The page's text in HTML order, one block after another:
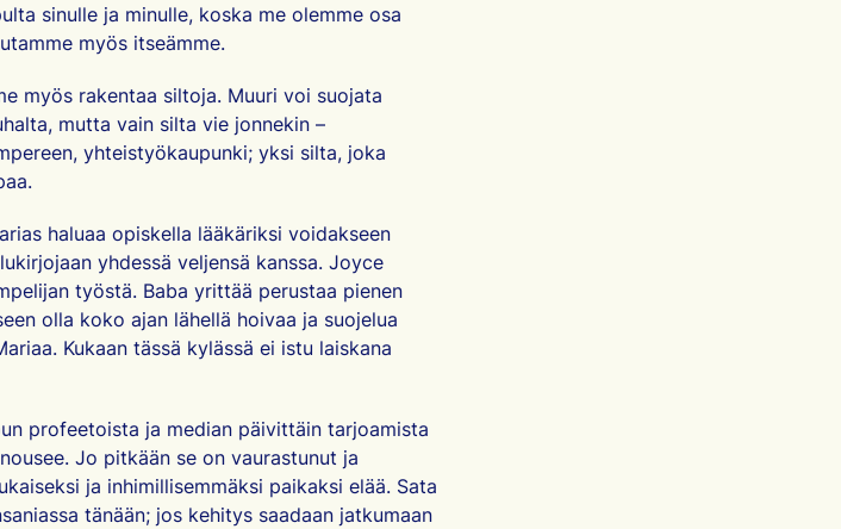
sinulle ja minulle, koska me olemme osa
myös itseämme.
myös rakentaa siltoja. Muuri voi suojata
mutta vain silta vie jonnekin –
yhteistyökaupunki; yksi silta, joka
haluaa opiskella lääkäriksi voidakseen
yhdessä veljensä kanssa. Joyce
työstä. Baba yrittää perustaa pienen
olla koko ajan lähellä hoivaa ja suojelua
Kukaan tässä kylässä ei istu laiskana
profeetoista ja median päivittäin tarjoamista
Jo pitkään se on vaurastunut ja
ja inhimillisemmäksi paikaksi elää. Sata
tänään; jos kehitys saadaan jatkumaan